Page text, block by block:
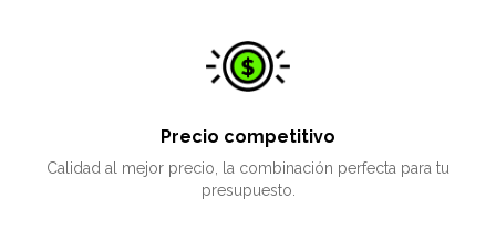
Precio competitivo
Calidad al mejor precio, la combinación perfecta para tu
presupuesto.